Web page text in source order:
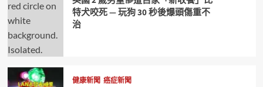
特犬咬死 — 玩狗 30 秒後爆頭傷重不
治
健康新聞 癌症新聞